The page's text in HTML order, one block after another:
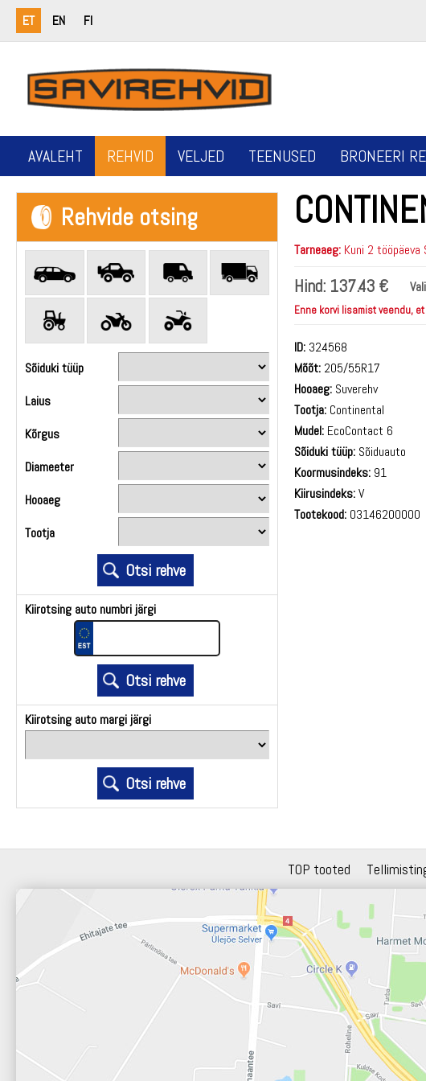
ET EN FI
AVALEHT REHVID VELJED TEENUSED BRONEERI
Rehvide otsing
Sõiduki tüüp
Laius
Kõrgus
Diameeter
Hooaeg
Tootja
Kiirotsing auto numbri järgi
Kiirotsing auto margi järgi
Tarneaeg: Kuni 2 tööpäeva
Hind: 137.43 €
Enne korvi lisamist veendu,
ID: 324568
Mõõt: 205/55R17
Hooaeg: Suverehv
Tootja: Continental
Mudel: EcoContact 6
Sõiduki tüüp: Sõiduauto
Koormusindeks: 91
Kiirusindeks:V
Tootekood: 03146200000
TOP tooted